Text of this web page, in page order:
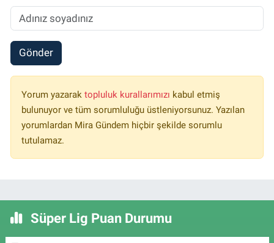
Gönder
Yorum yazarak topluluk kurallarımızı kabul etmiş
bulunuyor ve tüm sorumluluğu üstleniyorsunuz. Yazılan
yorumlardan Mira Gündem hiçbir şekilde sorumlu
tutulamaz.
Süper Lig Puan Durumu